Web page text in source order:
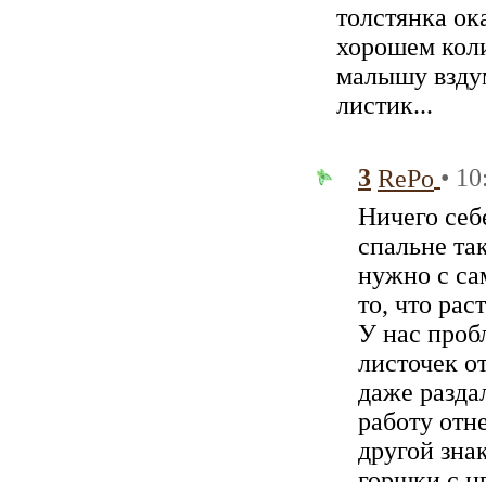
толстянка
хорошем
малышу
листик...
3 RePo •
Ничего
спальне
нужно с
то, что
У нас
листочек
даже
работу
другой